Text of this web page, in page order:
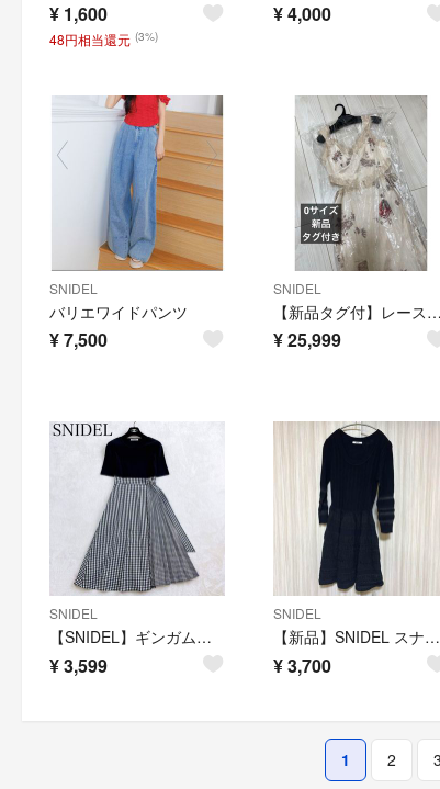
¥ 1,600
48円相当還元 (3%)
¥4,000
SNIDEL
バリエワイドパンツ
¥7,500
SNIDEL
【新品タグ付】レーストリムプリントキャミワンピース 0
¥25,999
SNIDEL
【SNIDEL】ギンガムチェック ドッキング プリーツワンピース ウエストリボン
¥3,599
SNIDEL
【新品】SNIDEL スナイデル 切替ボーダーニットワンピース ブラック 長袖 黒
¥3,700
1 2 3